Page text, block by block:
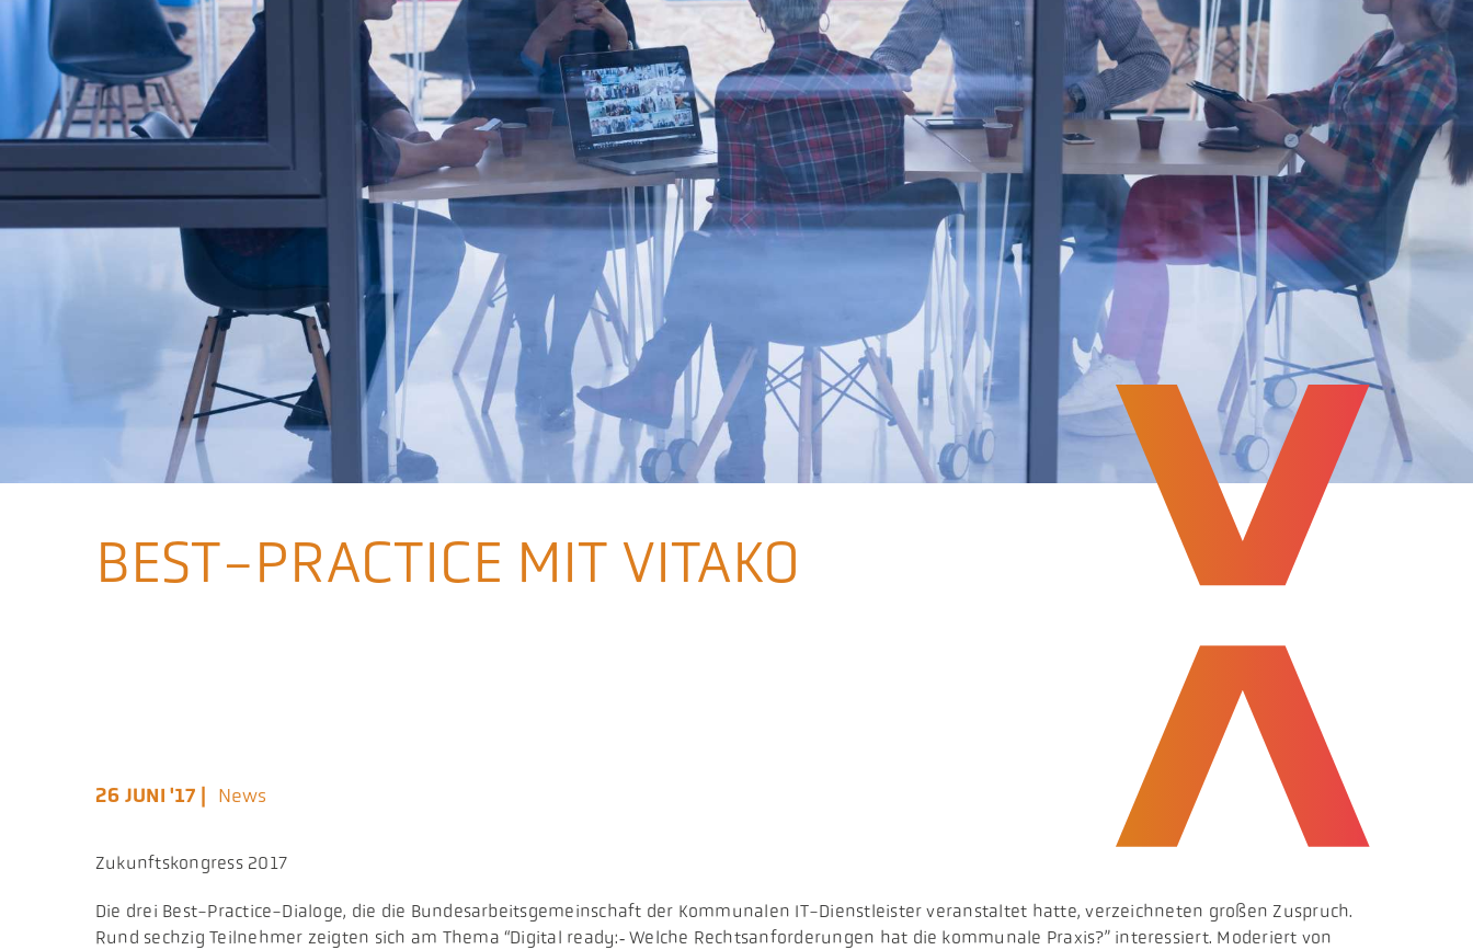
BEST-PRACTICE MIT VITAKO
26 JUNI '17 | News
Zukunftskongress 2017
​Die drei Best-Practice-Dialoge, die die Bundesarbeitsgemeinschaft der Kommunalen IT-Dienstleister veranstaltet hatte, verzeichneten großen Zuspruch.
Rund sechzig Teilnehmer zeigten sich am Thema “Digital ready:‑ Welche Rechtsanforderungen hat die kommunale Praxis?” interessiert. Moderiert von